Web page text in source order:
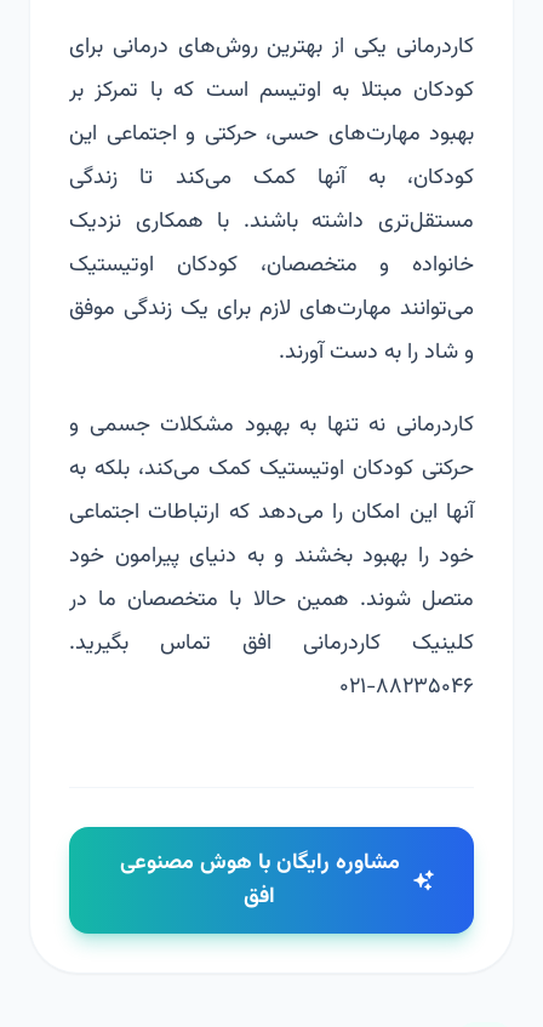
کاردرمانی یکی از بهترین روش‌های درمانی برای
کودکان مبتلا به اوتیسم است که با تمرکز بر
بهبود مهارت‌های حسی، حرکتی و اجتماعی این
کودکان، به آنها کمک می‌کند تا زندگی
مستقل‌تری داشته باشند. با همکاری نزدیک
خانواده و متخصصان، کودکان اوتیستیک
می‌توانند مهارت‌های لازم برای یک زندگی موفق
و شاد را به دست آورند.
کاردرمانی نه تنها به بهبود مشکلات جسمی و
حرکتی کودکان اوتیستیک کمک می‌کند، بلکه به
آنها این امکان را می‌دهد که ارتباطات اجتماعی
خود را بهبود بخشند و به دنیای پیرامون خود
متصل شوند. همین حالا با متخصصان ما در
کلینیک کاردرمانی افق تماس بگیرید.
۸۸۲۳۵۰۴۶-۰۲۱
مشاوره رایگان با هوش مصنوعی
افق